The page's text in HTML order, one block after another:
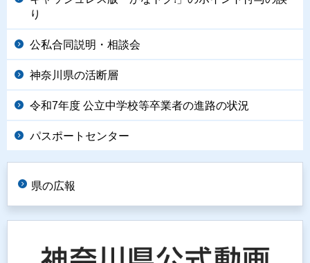
り
公私合同説明・相談会
神奈川県の活断層
令和7年度 公立中学校等卒業者の進路の状況
パスポートセンター
県の広報